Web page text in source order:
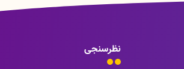
نظرسنجی